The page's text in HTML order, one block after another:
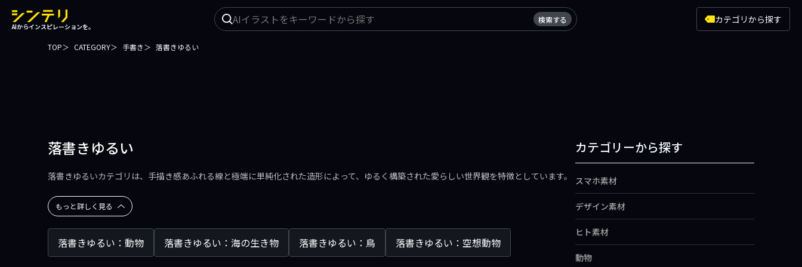
AIからインスピレーションを。
イ
ラ
検索する カテゴリから探す
TOP CATEGORY 手書き 落書きゆるい
落書きゆるい
落書きゆるいカテゴリは、手描き感あふれる線と極端に単純化された造形によって、ゆるく構築された愛らしい世界観を特徴としています。
もっと詳しく見る
落書きゆるい：動物 落書きゆるい：海の生き物 落書きゆるい：鳥 落書きゆるい：空想動物
カテゴリーから探す
スマホ素材
デザイン素材
ヒト素材
動物